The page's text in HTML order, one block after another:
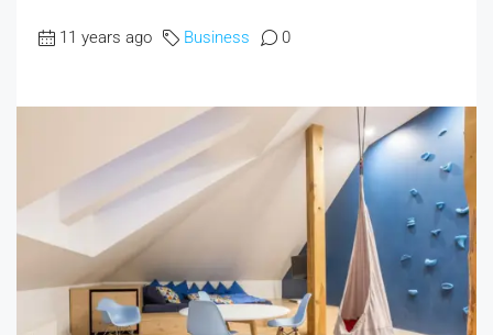
11 years ago Business 0